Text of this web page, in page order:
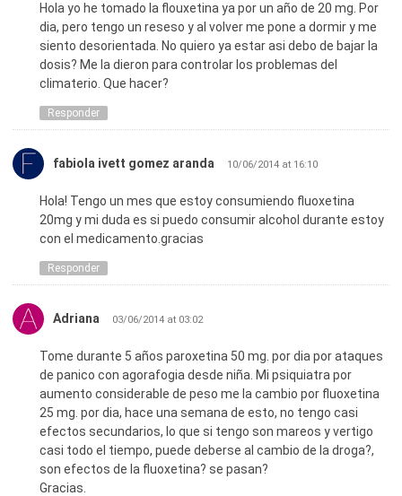
Hola yo he tomado la flouxetina ya por un año de 20 mg. Por
dia, pero tengo un reseso y al volver me pone a dormir y me
siento desorientada. No quiero ya estar asi debo de bajar la
dosis? Me la dieron para controlar los problemas del
climaterio. Que hacer?
Responder
fabiola ivett gomez aranda 10/06/2014 at 16:10
Hola! Tengo un mes que estoy consumiendo fluoxetina
20mg y mi duda es si puedo consumir alcohol durante estoy
con el medicamento.gracias
Responder
Adriana 03/06/2014 at 03:02
Tome durante 5 años paroxetina 50 mg. por dia por ataques
de panico con agorafogia desde niña. Mi psiquiatra por
aumento considerable de peso me la cambio por fluoxetina
25 mg. por dia, hace una semana de esto, no tengo casi
efectos secundarios, lo que si tengo son mareos y vertigo
casi todo el tiempo, puede deberse al cambio de la droga?,
son efectos de la fluoxetina? se pasan?
Gracias.